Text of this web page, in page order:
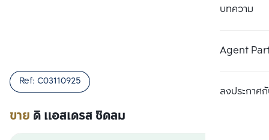
บทความ
Agent
ลงประกาศกั
ขาย ดิ แอสเดรส ชิดลม
Ref: C03110925 เปรียบเทียบ